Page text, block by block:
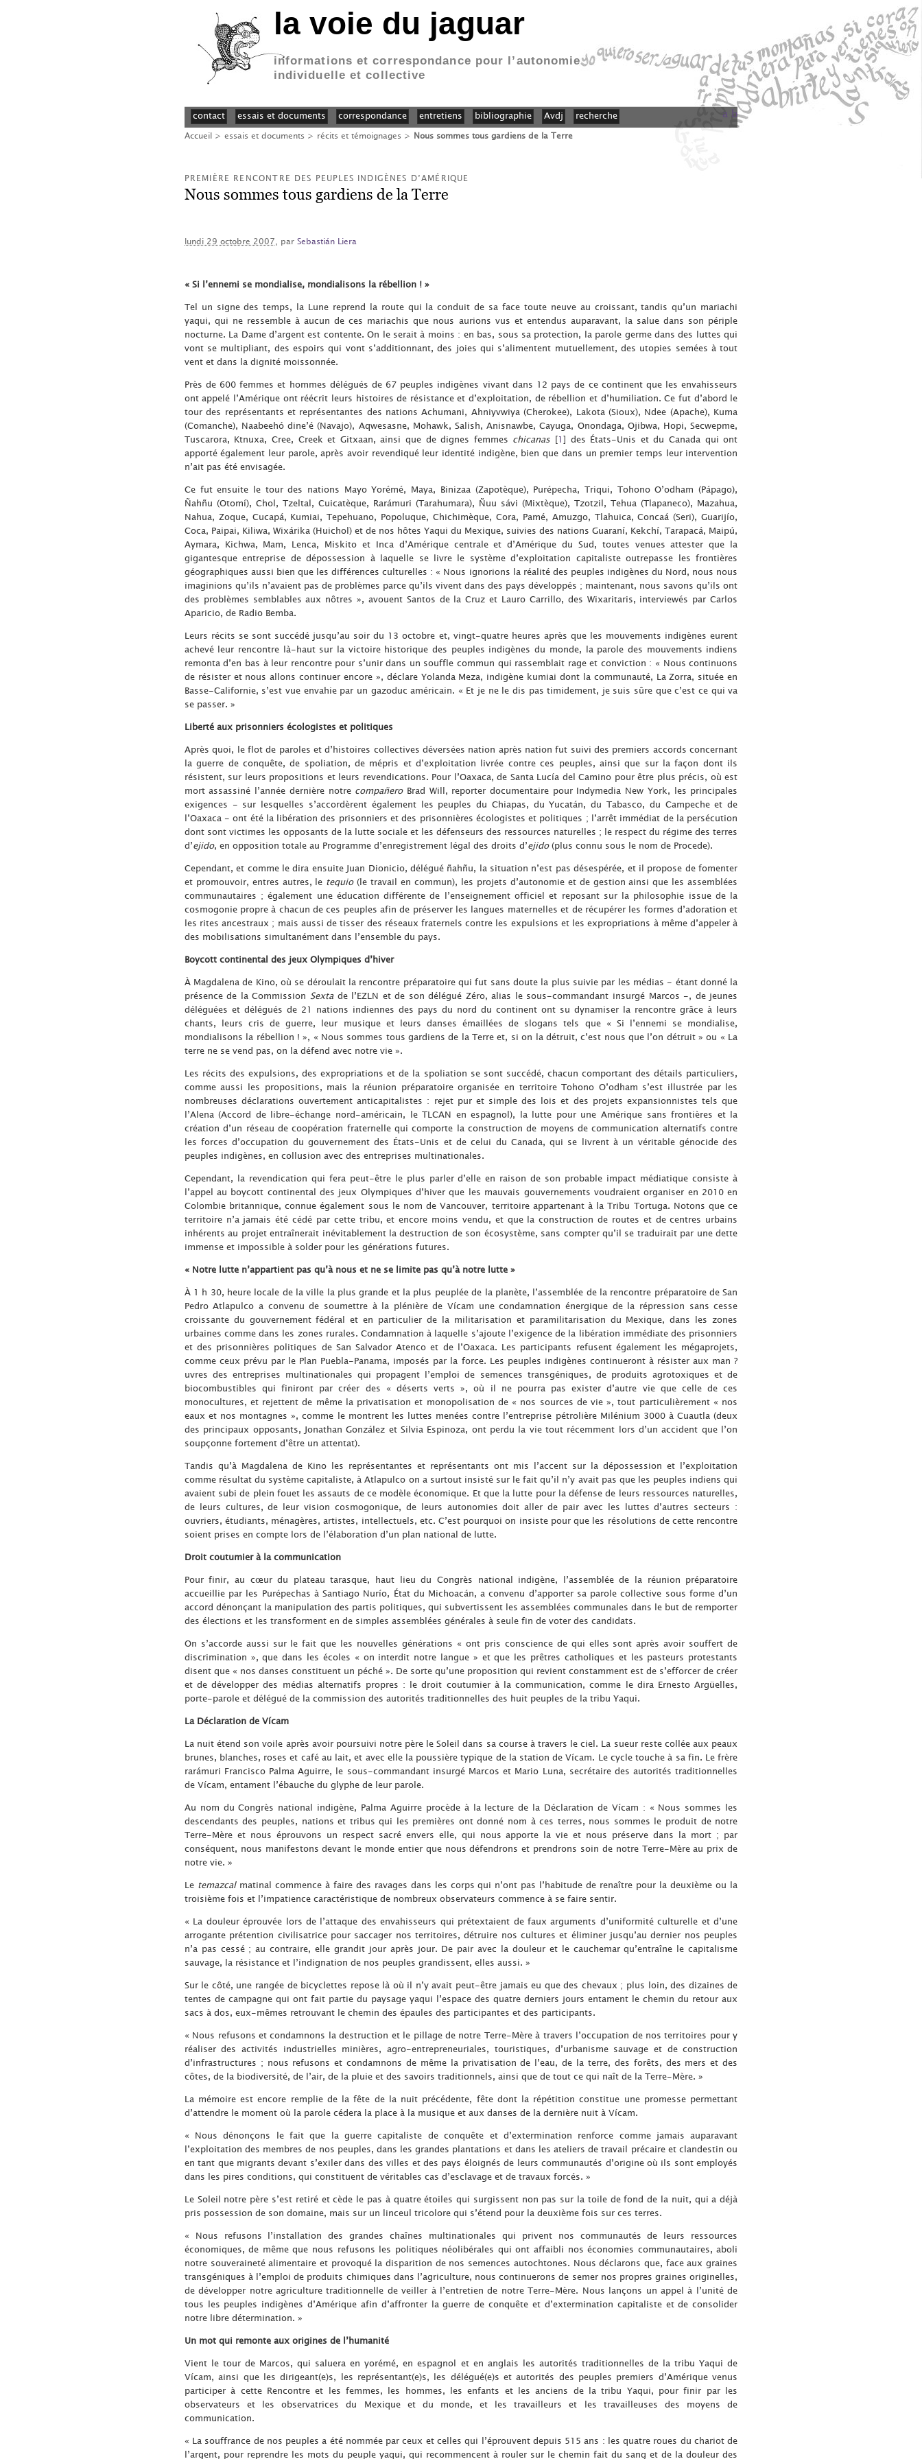
la voie du jaguar
informations et correspondance pour l’autonomie
individuelle et collective
contact essais et documents correspondance entretiens bibliographie Avdj recherche a b
Accueil> essais et documents > récits et témoignages > Nous sommes tous gardiens de la Terre
PREMIÈRE RENCONTRE DES PEUPLES INDIGÈNES D’AMÉRIQUE
Nous sommes tous gardiens de la Terre
lundi 29 octobre 2007 , par Sebastián Liera
« Si l’ennemi se mondialise, mondialisons la rébellion ! »
Tel un signe des temps, la Lune reprend la route qui la conduit de sa face toute neuve au croissant, tandis qu’un mariachi
yaqui, qui ne ressemble à aucun de ces mariachis que nous aurions vus et entendus auparavant, la salue dans son périple
nocturne. La Dame d’argent est contente. On le serait à moins : en bas, sous sa protection, la parole germe dans des luttes qui
vont se multipliant, des espoirs qui vont s’additionnant, des joies qui s’alimentent mutuellement, des utopies semées à tout
vent et dans la dignité moissonnée.
Près de 600 femmes et hommes délégués de 67 peuples indigènes vivant dans 12 pays de ce continent que les envahisseurs
ont appelé l’Amérique ont réécrit leurs histoires de résistance et d’exploitation, de rébellion et d’humiliation. Ce fut d’abord le
tour des représentants et représentantes des nations Achumani, Ahniyvwiya (Cherokee), Lakota (Sioux), Ndee (Apache), Kuma
(Comanche), Naabeehó dine’é (Navajo), Aqwesasne, Mohawk, Salish, Anisnawbe, Cayuga, Onondaga, Ojibwa, Hopi, Secwepme,
Tuscarora, Ktnuxa, Cree, Creek et Gitxaan, ainsi que de dignes femmes chicanas [1] des États-Unis et du Canada qui ont
apporté également leur parole, après avoir revendiqué leur identité indigène, bien que dans un premier temps leur intervention
n’ait pas été envisagée.
Ce fut ensuite le tour des nations Mayo Yorémé, Maya, Binizaa (Zapotèque), Purépecha, Triqui, Tohono O’odham (Pápago),
Ñahñu (Otomí), Chol, Tzeltal, Cuicatèque, Rarámuri (Tarahumara), Ñuu sávi (Mixtèque), Tzotzil, Tehua (Tlapaneco), Mazahua,
Nahua, Zoque, Cucapá, Kumiai, Tepehuano, Popoluque, Chichimèque, Cora, Pamé, Amuzgo, Tlahuica, Concaá (Seri), Guarijío,
Coca, Paipai, Kiliwa, Wixárika (Huichol) et de nos hôtes Yaqui du Mexique, suivies des nations Guaraní, Kekchí, Tarapacá, Maipú,
Aymara, Kichwa, Mam, Lenca, Miskito et Inca d’Amérique centrale et d’Amérique du Sud, toutes venues attester que la
gigantesque entreprise de dépossession à laquelle se livre le système d’exploitation capitaliste outrepasse les frontières
géographiques aussi bien que les différences culturelles : « Nous ignorions la réalité des peuples indigènes du Nord, nous nous
imaginions qu’ils n’avaient pas de problèmes parce qu’ils vivent dans des pays développés ; maintenant, nous savons qu’ils ont
des problèmes semblables aux nôtres », avouent Santos de la Cruz et Lauro Carrillo, des Wixaritaris, interviewés par Carlos
Aparicio, de Radio Bemba.
Leurs récits se sont succédé jusqu’au soir du 13 octobre et, vingt-quatre heures après que les mouvements indigènes eurent
achevé leur rencontre là-haut sur la victoire historique des peuples indigènes du monde, la parole des mouvements indiens
remonta d’en bas à leur rencontre pour s’unir dans un souffle commun qui rassemblait rage et conviction : « Nous continuons
de résister et nous allons continuer encore », déclare Yolanda Meza, indigène kumiai dont la communauté, La Zorra, située en
Basse-Californie, s’est vue envahie par un gazoduc américain. « Et je ne le dis pas timidement, je suis sûre que c’est ce qui va
se passer. »
Liberté aux prisonniers écologistes et politiques
Après quoi, le flot de paroles et d’histoires collectives déversées nation après nation fut suivi des premiers accords concernant
la guerre de conquête, de spoliation, de mépris et d’exploitation livrée contre ces peuples, ainsi que sur la façon dont ils
résistent, sur leurs propositions et leurs revendications. Pour l’Oaxaca, de Santa Lucía del Camino pour être plus précis, où est
mort assassiné l’année dernière notre compañeroBrad Will, reporter documentaire pour Indymedia New York, les principales
exigences - sur lesquelles s’accordèrent également les peuples du Chiapas, du Yucatán, du Tabasco, du Campeche et de
l’Oaxaca - ont été la libération des prisonniers et des prisonnières écologistes et politiques ; l’arrêt immédiat de la persécution
dont sont victimes les opposants de la lutte sociale et les défenseurs des ressources naturelles ; le respect du régime des terres
d’ejido, en opposition totale au Programme d’enregistrement légal des droits d’ejido(plus connu sous le nom de Procede).
Cependant, et comme le dira ensuite Juan Dionicio, délégué ñahñu, la situation n’est pas désespérée, et il propose de fomenter
et promouvoir, entres autres, le tequio(le travail en commun), les projets d’autonomie et de gestion ainsi que les assemblées
communautaires ; également une éducation différente de l’enseignement officiel et reposant sur la philosophie issue de la
cosmogonie propre à chacun de ces peuples afin de préserver les langues maternelles et de récupérer les formes d’adoration et
les rites ancestraux ; mais aussi de tisser des réseaux fraternels contre les expulsions et les expropriations à même d’appeler à
des mobilisations simultanément dans l’ensemble du pays.
Boycott continental des jeux Olympiques d’hiver
À Magdalena de Kino, où se déroulait la rencontre préparatoire qui fut sans doute la plus suivie par les médias - étant donné la
présence de la Commission Sextade l’EZLN et de son délégué Zéro, alias le sous-commandant insurgé Marcos -, de jeunes
déléguées et délégués de 21 nations indiennes des pays du nord du continent ont su dynamiser la rencontre grâce à leurs
chants, leurs cris de guerre, leur musique et leurs danses émaillées de slogans tels que « Si l’ennemi se mondialise,
mondialisons la rébellion ! », « Nous sommes tous gardiens de la Terre et, si on la détruit, c’est nous que l’on détruit » ou « La
terre ne se vend pas, on la défend avec notre vie ».
Les récits des expulsions, des expropriations et de la spoliation se sont succédé, chacun comportant des détails particuliers,
comme aussi les propositions, mais la réunion préparatoire organisée en territoire Tohono O’odham s’est illustrée par les
nombreuses déclarations ouvertement anticapitalistes : rejet pur et simple des lois et des projets expansionnistes tels que
l’Alena (Accord de libre-échange nord-américain, le TLCAN en espagnol), la lutte pour une Amérique sans frontières et la
création d’un réseau de coopération fraternelle qui comporte la construction de moyens de communication alternatifs contre
les forces d’occupation du gouvernement des États-Unis et de celui du Canada, qui se livrent à un véritable génocide des
peuples indigènes, en collusion avec des entreprises multinationales.
Cependant, la revendication qui fera peut-être le plus parler d’elle en raison de son probable impact médiatique consiste à
l’appel au boycott continental des jeux Olympiques d’hiver que les mauvais gouvernements voudraient organiser en 2010 en
Colombie britannique, connue également sous le nom de Vancouver, territoire appartenant à la Tribu Tortuga. Notons que ce
territoire n’a jamais été cédé par cette tribu, et encore moins vendu, et que la construction de routes et de centres urbains
inhérents au projet entraînerait inévitablement la destruction de son écosystème, sans compter qu’il se traduirait par une dette
immense et impossible à solder pour les générations futures.
« Notre lutte n’appartient pas qu’à nous et ne se limite pas qu’à notre lutte »
À 1 h 30, heure locale de la ville la plus grande et la plus peuplée de la planète, l’assemblée de la rencontre préparatoire de San
Pedro Atlapulco a convenu de soumettre à la plénière de Vícam une condamnation énergique de la répression sans cesse
croissante du gouvernement fédéral et en particulier de la militarisation et paramilitarisation du Mexique, dans les zones
urbaines comme dans les zones rurales. Condamnation à laquelle s’ajoute l’exigence de la libération immédiate des prisonniers
et des prisonnières politiques de San Salvador Atenco et de l’Oaxaca. Les participants refusent également les mégaprojets,
comme ceux prévu par le Plan Puebla-Panama, imposés par la force. Les peuples indigènes continueront à résister aux man ?
uvres des entreprises multinationales qui propagent l’emploi de semences transgéniques, de produits agrotoxiques et de
biocombustibles qui finiront par créer des « déserts verts », où il ne pourra pas exister d’autre vie que celle de ces
monocultures, et rejettent de même la privatisation et monopolisation de « nos sources de vie », tout particulièrement « nos
eaux et nos montagnes », comme le montrent les luttes menées contre l’entreprise pétrolière Milénium 3000 à Cuautla (deux
des principaux opposants, Jonathan González et Silvia Espinoza, ont perdu la vie tout récemment lors d’un accident que l’on
soupçonne fortement d’être un attentat).
Tandis qu’à Magdalena de Kino les représentantes et représentants ont mis l’accent sur la dépossession et l’exploitation
comme résultat du système capitaliste, à Atlapulco on a surtout insisté sur le fait qu’il n’y avait pas que les peuples indiens qui
avaient subi de plein fouet les assauts de ce modèle économique. Et que la lutte pour la défense de leurs ressources naturelles,
de leurs cultures, de leur vision cosmogonique, de leurs autonomies doit aller de pair avec les luttes d’autres secteurs :
ouvriers, étudiants, ménagères, artistes, intellectuels, etc. C’est pourquoi on insiste pour que les résolutions de cette rencontre
soient prises en compte lors de l’élaboration d’un plan national de lutte.
Droit coutumier à la communication
Pour finir, au cœur du plateau tarasque, haut lieu du Congrès national indigène, l’assemblée de la réunion préparatoire
accueillie par les Purépechas à Santiago Nurío, État du Michoacán, a convenu d’apporter sa parole collective sous forme d’un
accord dénonçant la manipulation des partis politiques, qui subvertissent les assemblées communales dans le but de remporter
des élections et les transforment en de simples assemblées générales à seule fin de voter des candidats.
On s’accorde aussi sur le fait que les nouvelles générations « ont pris conscience de qui elles sont après avoir souffert de
discrimination », que dans les écoles « on interdit notre langue » et que les prêtres catholiques et les pasteurs protestants
disent que « nos danses constituent un péché ». De sorte qu’une proposition qui revient constamment est de s’efforcer de créer
et de développer des médias alternatifs propres : le droit coutumier à la communication, comme le dira Ernesto Argüelles,
porte-parole et délégué de la commission des autorités traditionnelles des huit peuples de la tribu Yaqui.
La Déclaration de Vícam
La nuit étend son voile après avoir poursuivi notre père le Soleil dans sa course à travers le ciel. La sueur reste collée aux peaux
brunes, blanches, roses et café au lait, et avec elle la poussière typique de la station de Vícam. Le cycle touche à sa fin. Le frère
rarámuri Francisco Palma Aguirre, le sous-commandant insurgé Marcos et Mario Luna, secrétaire des autorités traditionnelles
de Vícam, entament l’ébauche du glyphe de leur parole.
Au nom du Congrès national indigène, Palma Aguirre procède à la lecture de la Déclaration de Vícam : « Nous sommes les
descendants des peuples, nations et tribus qui les premières ont donné nom à ces terres, nous sommes le produit de notre
Terre-Mère et nous éprouvons un respect sacré envers elle, qui nous apporte la vie et nous préserve dans la mort ; par
conséquent, nous manifestons devant le monde entier que nous défendrons et prendrons soin de notre Terre-Mère au prix de
notre vie. »
Le temazcalmatinal commence à faire des ravages dans les corps qui n’ont pas l’habitude de renaître pour la deuxième ou la
troisième fois et l’impatience caractéristique de nombreux observateurs commence à se faire sentir.
« La douleur éprouvée lors de l’attaque des envahisseurs qui prétextaient de faux arguments d’uniformité culturelle et d’une
arrogante prétention civilisatrice pour saccager nos territoires, détruire nos cultures et éliminer jusqu’au dernier nos peuples
n’a pas cessé ; au contraire, elle grandit jour après jour. De pair avec la douleur et le cauchemar qu’entraîne le capitalisme
sauvage, la résistance et l’indignation de nos peuples grandissent, elles aussi. »
Sur le côté, une rangée de bicyclettes repose là où il n’y avait peut-être jamais eu que des chevaux ; plus loin, des dizaines de
tentes de campagne qui ont fait partie du paysage yaqui l’espace des quatre derniers jours entament le chemin du retour aux
sacs à dos, eux-mêmes retrouvant le chemin des épaules des participantes et des participants.
« Nous refusons et condamnons la destruction et le pillage de notre Terre-Mère à travers l’occupation de nos territoires pour y
réaliser des activités industrielles minières, agro-entrepreneuriales, touristiques, d’urbanisme sauvage et de construction
d’infrastructures ; nous refusons et condamnons de même la privatisation de l’eau, de la terre, des forêts, des mers et des
côtes, de la biodiversité, de l’air, de la pluie et des savoirs traditionnels, ainsi que de tout ce qui naît de la Terre-Mère. »
La mémoire est encore remplie de la fête de la nuit précédente, fête dont la répétition constitue une promesse permettant
d’attendre le moment où la parole cédera la place à la musique et aux danses de la dernière nuit à Vícam.
« Nous dénonçons le fait que la guerre capitaliste de conquête et d’extermination renforce comme jamais auparavant
l’exploitation des membres de nos peuples, dans les grandes plantations et dans les ateliers de travail précaire et clandestin ou
en tant que migrants devant s’exiler dans des villes et des pays éloignés de leurs communautés d’origine où ils sont employés
dans les pires conditions, qui constituent de véritables cas d’esclavage et de travaux forcés. »
Le Soleil notre père s’est retiré et cède le pas à quatre étoiles qui surgissent non pas sur la toile de fond de la nuit, qui a déjà
pris possession de son domaine, mais sur un linceul tricolore qui s’étend pour la deuxième fois sur ces terres.
« Nous refusons l’installation des grandes chaînes multinationales qui privent nos communautés de leurs ressources
économiques, de même que nous refusons les politiques néolibérales qui ont affaibli nos économies communautaires, aboli
notre souveraineté alimentaire et provoqué la disparition de nos semences autochtones. Nous déclarons que, face aux graines
transgéniques à l’emploi de produits chimiques dans l’agriculture, nous continuerons de semer nos propres graines originelles,
de développer notre agriculture traditionnelle de veiller à l’entretien de notre Terre-Mère. Nous lançons un appel à l’unité de
tous les peuples indigènes d’Amérique afin d’affronter la guerre de conquête et d’extermination capitaliste et de consolider
notre libre détermination. »
Un mot qui remonte aux origines de l’humanité
Vient le tour de Marcos, qui saluera en yorémé, en espagnol et en anglais les autorités traditionnelles de la tribu Yaqui de
Vícam, ainsi que les dirigeant(e)s, les représentant(e)s, les délégué(e)s et autorités des peuples premiers d’Amérique venus
participer à cette Rencontre et les femmes, les hommes, les enfants et les anciens de la tribu Yaqui, pour finir par les
observateurs et les observatrices du Mexique et du monde, et les travailleurs et les travailleuses des moyens de
communication.
« La souffrance de nos peuples a été nommée par ceux et celles qui l’éprouvent depuis 515 ans : les quatre roues du chariot de
l’argent, pour reprendre les mots du peuple yaqui, qui recommencent à rouler sur le chemin fait du sang et de la douleur des